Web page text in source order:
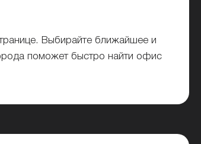
Выбирайте ближайшее и
поможет быстро найти офис